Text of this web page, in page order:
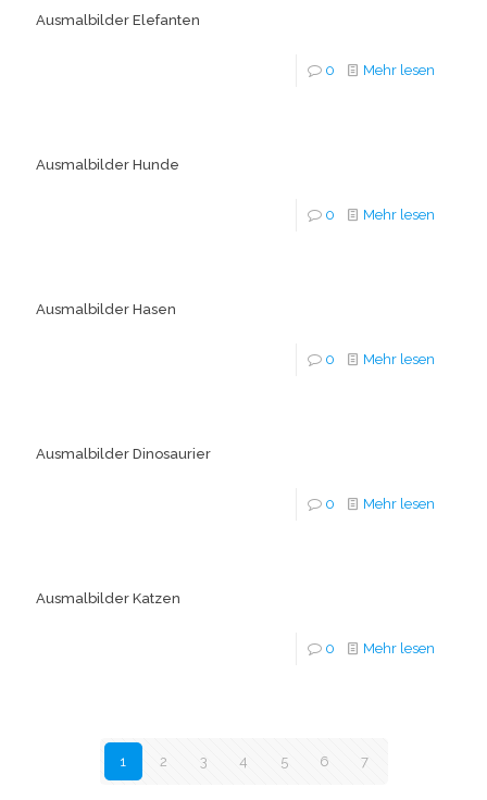
Ausmalbilder Elefanten
0 Mehr lesen
Ausmalbilder Hunde
0 Mehr lesen
Ausmalbilder Hasen
0 Mehr lesen
Ausmalbilder Dinosaurier
0 Mehr lesen
Ausmalbilder Katzen
0 Mehr lesen
1 2 3 4 5 6 7